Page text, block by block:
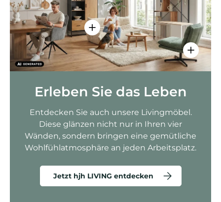
Einzelheiten anzeigen - Sitzolo 2
Erleben Sie das Leben
Entdecken Sie auch unsere Livingmöbel.
Diese glänzen nicht nur in Ihren vier
Wänden, sondern bringen eine gemütliche
Wohlfühlatmosphäre an jeden Arbeitsplatz.
Jetzt hjh LIVING entdecken